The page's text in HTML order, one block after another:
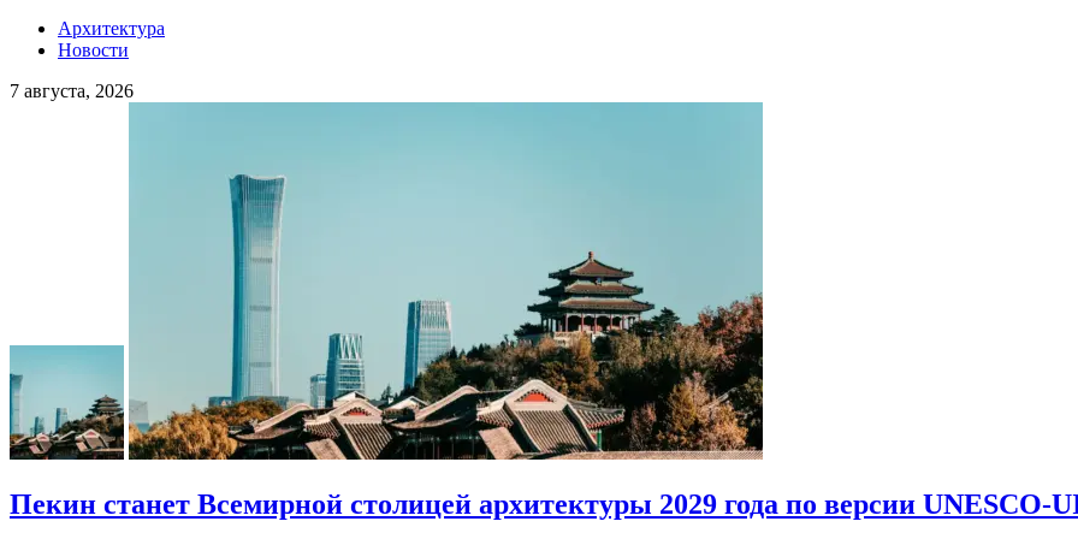
Архитектура
Новости
7 августа, 2026
Пекин станет Всемирной столицей архитектуры 2029 года по версии UNESCO-